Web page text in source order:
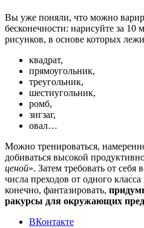
Вы уже поняли, что можно
бесконечности: нарисуйте за
рисунков, в основе которых
квадрат,
прямоугольник,
треугольник,
шестиугольник,
ромб,
зигзаг,
овал…
Можно тренироваться,
добиваться высокой
ценой». Затем требовать от себя
числа преходов от одного
конечно, фантазировать,
ракурсы для окружающих
ВКонтакте